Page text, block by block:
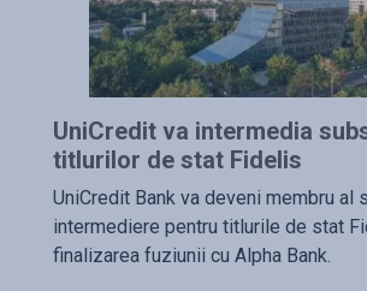
UniCredit va intermedia
titlurilor de stat Fidelis
UniCredit Bank va deveni membru al
intermediere pentru titlurile de stat
finalizarea fuziunii cu Alpha Bank.